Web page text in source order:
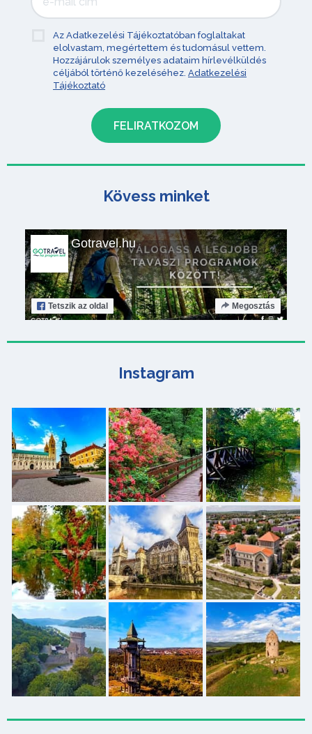
Az Adatkezelési Tájékoztatóban foglaltakat
elolvastam, megértettem és tudomásul vettem.
Hozzájárulok személyes adataim hírlevélküldés
céljából történő kezeléséhez. Adatkezelési
Tájékoztató
Kövess minket
Gotravel.hu
Tetszik az oldal Megosztás
Instagram